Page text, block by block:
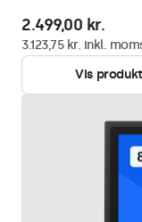
2.499,00 kr.
3.123,75 kr. inkl.
Vis produkt